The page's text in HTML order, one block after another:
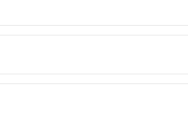
Serisi